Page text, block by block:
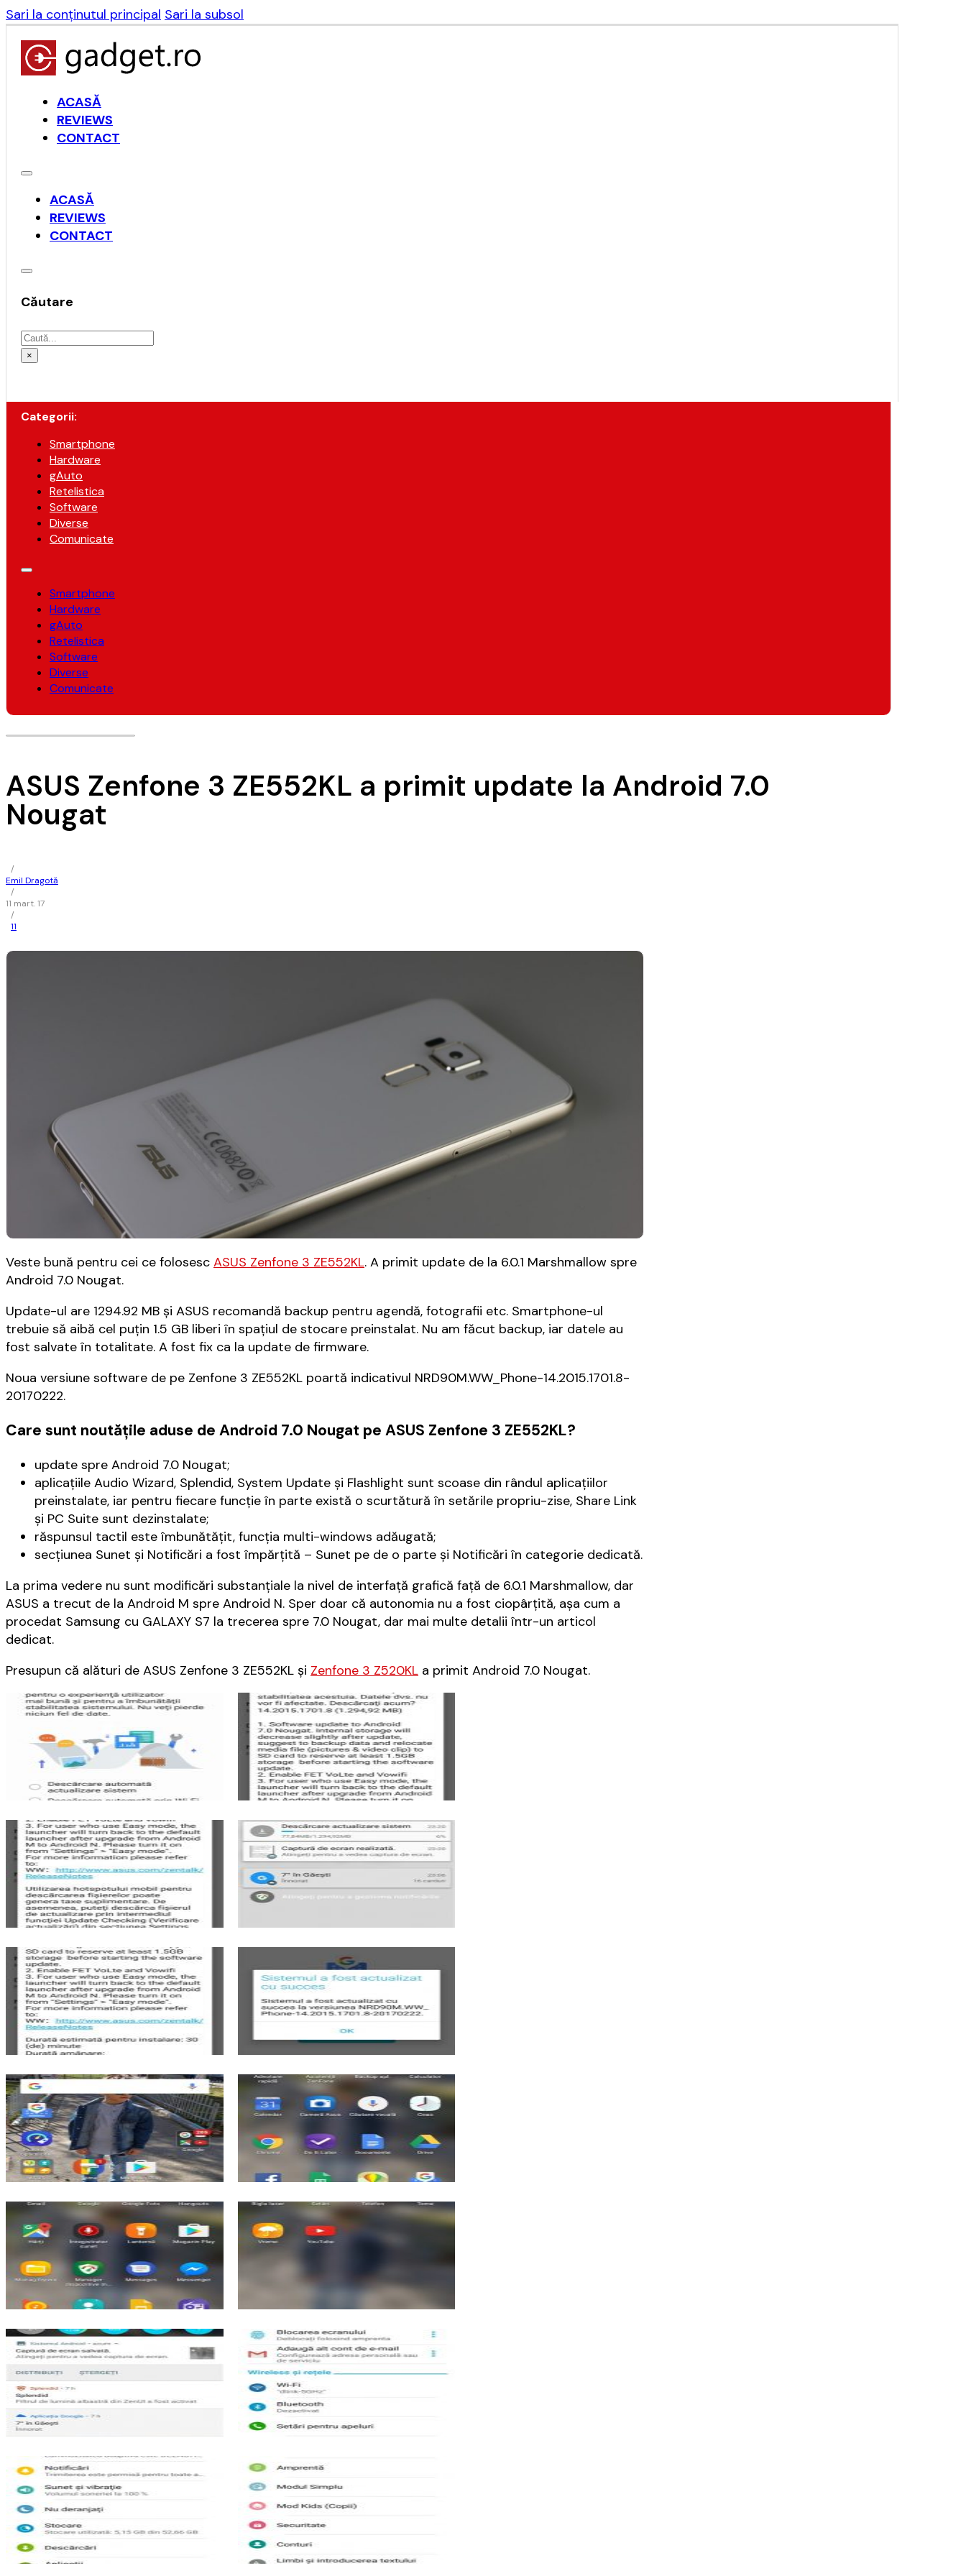
Sari la conținutul principal Sari la subsol
ACASĂ
REVIEWS
CONTACT
ACASĂ
REVIEWS
CONTACT
Căutare
Caută
×
Categorii:
Smartphone
Hardware
gAuto
Retelistica
Software
Diverse
Comunicate
Smartphone
Hardware
gAuto
Retelistica
Software
Diverse
Comunicate
ASUS Zenfone 3 ZE552KL a primit update la Android 7.0
Nougat
/
Emil Dragotă
/
11 mart. 17
/
11
Veste bună pentru cei ce folosesc ASUS Zenfone 3 ZE552KL. A primit update de la 6.0.1 Marshmallow spre
Android 7.0 Nougat.
Update-ul are 1294.92 MB și ASUS recomandă backup pentru agendă, fotografii etc. Smartphone-ul
trebuie să aibă cel puțin 1.5 GB liberi în spațiul de stocare preinstalat. Nu am făcut backup, iar datele au
fost salvate în totalitate. A fost fix ca la update de firmware.
Noua versiune software de pe Zenfone 3 ZE552KL poartă indicativul NRD90M.WW_Phone-14.2015.1701.8-
20170222.
Care sunt noutățile aduse de Android 7.0 Nougat pe ASUS Zenfone 3 ZE552KL?
update spre Android 7.0 Nougat;
aplicațiile Audio Wizard, Splendid, System Update și Flashlight sunt scoase din rândul aplicațiilor
preinstalate, iar pentru fiecare funcție în parte există o scurtătură în setările propriu-zise, Share Link
și PC Suite sunt dezinstalate;
răspunsul tactil este îmbunătățit, funcția multi-windows adăugată;
secțiunea Sunet și Notificări a fost împărțită – Sunet pe de o parte și Notificări în categorie dedicată.
La prima vedere nu sunt modificări substanțiale la nivel de interfață grafică față de 6.0.1 Marshmallow, dar
ASUS a trecut de la Android M spre Android N. Sper doar că autonomia nu a fost ciopârțită, așa cum a
procedat Samsung cu GALAXY S7 la trecerea spre 7.0 Nougat, dar mai multe detalii într-un articol
dedicat.
Presupun că alături de ASUS Zenfone 3 ZE552KL și Zenfone 3 Z520KL a primit Android 7.0 Nougat.